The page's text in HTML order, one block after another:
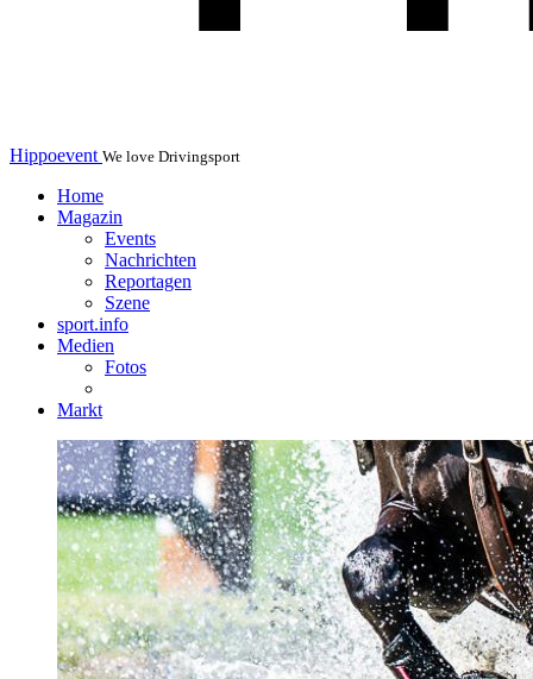
Hippoevent We love Drivingsport
Home
Magazin
Events
Nachrichten
Reportagen
Szene
sport.info
Medien
Fotos
Markt